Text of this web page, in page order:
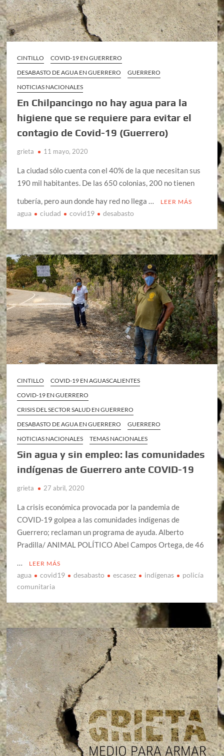
CINTILLO
COVID-19 EN GUERRERO
DESABASTO DE AGUA EN GUERRERO
GUERRERO
NOTICIAS NACIONALES
En Chilpancingo no hay agua para la
higiene que se requiere para evitar el
contagio de Covid-19 (Guerrero)
grieta 11 mayo, 2020
La ciudad sólo cuenta con el 40% de la que necesitan sus
190 mil habitantes. De las 650 colonias, 200 no tienen
tubería, pero aun donde hay red no llega …
LEER MÁS
agua ciudad covid19 desabasto
CINTILLO
COVID-19 EN AGUASCALIENTES
COVID-19 EN GUERRERO
CRISIS DEL SECTOR SALUD EN GUERRERO
DESABASTO DE AGUA EN GUERRERO
GUERRERO
NOTICIAS NACIONALES
TEMAS NACIONALES
Sin agua y sin empleo: las comunidades
indígenas de Guerrero ante COVID-19
grieta 27 abril, 2020
La crisis económica provocada por la pandemia de
COVID-19 golpea a las comunidades indígenas de
Guerrero; reclaman un programa de ayuda. Alberto
Pradilla/ ANIMAL POLÍTICO Abel Campos Ortega, de 46
…
LEER MÁS
agua covid19 desabasto escasez indígenas
policía
comunitaria